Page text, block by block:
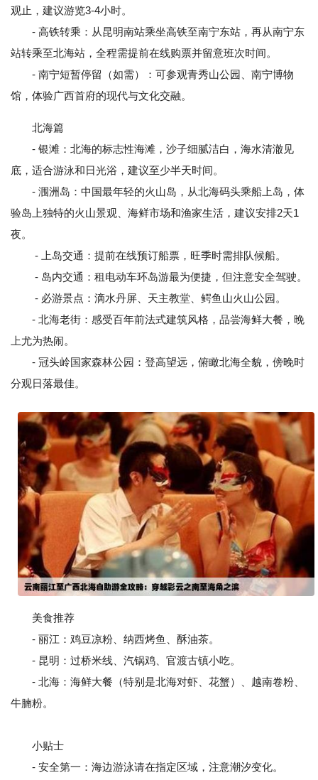
观止，建议游览3-4小时。
- 高铁转乘：从昆明南站乘坐高铁至南宁东站，再从南宁东
站转乘至北海站，全程需提前在线购票并留意班次时间。
- 南宁短暂停留（如需）：可参观青秀山公园、南宁博物
馆，体验广西首府的现代与文化交融。
北海篇
- 银滩：北海的标志性海滩，沙子细腻洁白，海水清澈见
底，适合游泳和日光浴，建议至少半天时间。
- 涠洲岛：中国最年轻的火山岛，从北海码头乘船上岛，体
验岛上独特的火山景观、海鲜市场和渔家生活，建议安排2天1
夜。
- 上岛交通：提前在线预订船票，旺季时需排队候船。
- 岛内交通：租电动车环岛游最为便捷，但注意安全驾驶。
- 必游景点：滴水丹屏、天主教堂、鳄鱼山火山公园。
- 北海老街：感受百年前法式建筑风格，品尝海鲜大餐，晚
上尤为热闹。
- 冠头岭国家森林公园：登高望远，俯瞰北海全貌，傍晚时
分观日落最佳。
美食推荐
- 丽江：鸡豆凉粉、纳西烤鱼、酥油茶。
- 昆明：过桥米线、汽锅鸡、官渡古镇小吃。
- 北海：海鲜大餐（特别是北海对虾、花蟹）、越南卷粉、
牛腩粉。
小贴士
- 安全第一：海边游泳请在指定区域，注意潮汐变化。